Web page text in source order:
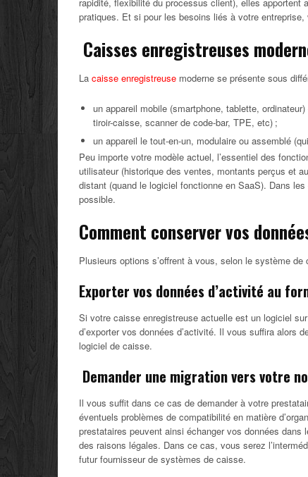
pratiques. Et si pour les besoins liés à votre
Caisses enregistreuses
La caisse enregistreuse moderne se présente sous
un appareil mobile (smartphone, tablette,
tiroir-caisse, scanner de code-bar, TPE, etc) ;
un appareil le tout-en-un, modulaire ou assemblé
Peu importe votre modèle actuel, l’essentiel des
utilisateur (historique des ventes, montants perçus et
distant (quand le logiciel fonctionne en SaaS). Dans
possible.
Comment conserver vos
Plusieurs options s’offrent à vous, selon le système
Exporter vos données d’activité au
Si votre caisse enregistreuse actuelle est un logiciel
d’exporter vos données d’activité. Il vous suffira alors
logiciel de caisse.
Demander une migration vers votre
Il vous suffit dans ce cas de demander à votre
éventuels problèmes de compatibilité en matière
prestataires peuvent ainsi échanger vos données
des raisons légales. Dans ce cas, vous serez
futur fournisseur de systèmes de caisse.